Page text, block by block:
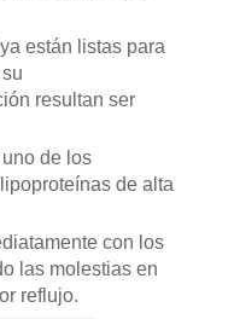
están listas para
resultan ser
de los
de alta
con los
las molestias en
reflujo.